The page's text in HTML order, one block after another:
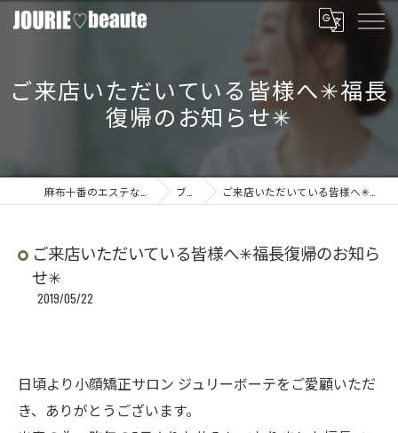
ご来店いただいている皆様へ✳︎福長
復帰のお知らせ✳︎
ブログ ご来店いただいている皆様へ✳︎福長復帰のお知らせ✳︎
ご来店いただいている皆様へ✳︎福長復帰のお知ら
せ✳︎
2019/05/22
日頃より小顔矯正サロン ジュリーボーテをご愛顧いただ
き、ありがとうございます。